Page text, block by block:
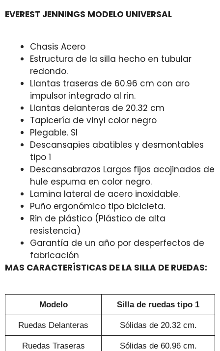
EVEREST JENNINGS MODELO UNIVERSAL
Chasis Acero
Estructura de la silla hecho en tubular
redondo.
Llantas traseras de 60.96 cm con aro
impulsor integrado al rin.
Llantas delanteras de 20.32 cm
Tapicería de vinyl color negro
Plegable. SI
Descansapies abatibles y desmontables
tipo 1
Descansabrazos Largos fijos acojinados de
hule espuma en color negro.
Lamina lateral de acero inoxidable.
Puño ergonómico tipo bicicleta.
Rin de plástico (Plástico de alta
resistencia)
Garantía de un año por desperfectos de
fabricación
MAS CARACTERÍSTICAS DE LA SILLA DE RUEDAS:
Modelo Silla de ruedas tipo 1
Ruedas Delanteras Sólidas de 20.32 cm.
Ruedas Traseras Sólidas de 60.96 cm.